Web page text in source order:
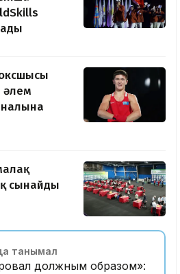
әлем
сынайды
танымал
должным образом»: